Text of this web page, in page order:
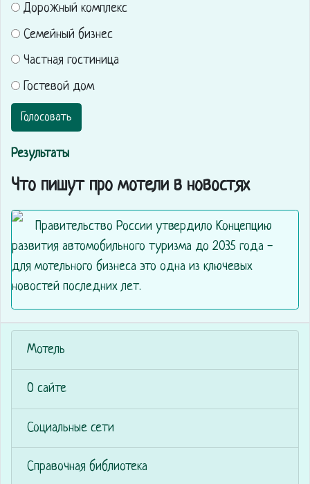
Дорожный комплекс
Семейный бизнес
Частная гостиница
Гостевой дом
Голосовать
Результаты
Что пишут про мотели в новостях
Правительство России утвердило Концепцию
развития автомобильного туризма до 2035 года -
для мотельного бизнеса это одна из ключевых
новостей последних лет.
Мотель
О сайте
Социальные сети
Справочная библиотека